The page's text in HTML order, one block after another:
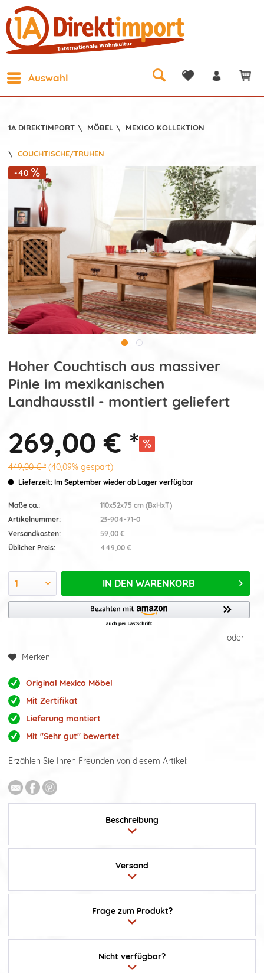
Auswahl
1A DIREKTIMPORT \ MÖBEL \ MEXICO KOLLEKTION
\ COUCHTISCHE/TRUHEN
-40
Hoher Couchtisch aus massiver
Pinie im mexikanischen
Landhausstil - montiert geliefert
269,00 € *
449,00 € * (40,09% gespart)
Lieferzeit: Im September wieder ab Lager verfügbar
Maße ca.:
110x52x75 cm (BxHxT)
Artikelnummer:
23-904-71-0
Versandkosten:
59,00 €
Üblicher Preis:
449,00 €
IN DEN WARENKORB
oder
Merken
Original Mexico Möbel
Mit Zertifikat
Lieferung montiert
Mit "Sehr gut" bewertet
Erzählen Sie Ihren Freunden von diesem Artikel:
Beschreibung
Frage zum Produkt?
Versand
Nicht verfügbar?